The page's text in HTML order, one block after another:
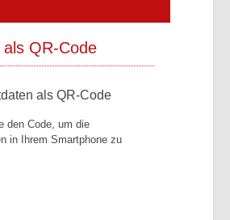
QR-Code
den Code, um die
in Ihrem Smartphone zu